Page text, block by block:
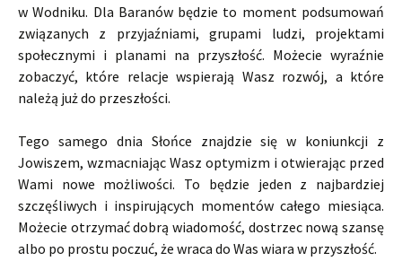
w Wodniku. Dla Baranów będzie to moment podsumowań
związanych z przyjaźniami, grupami ludzi, projektami
społecznymi i planami na przyszłość. Możecie wyraźnie
zobaczyć, które relacje wspierają Wasz rozwój, a które
należą już do przeszłości.
Tego samego dnia Słońce znajdzie się w koniunkcji z
Jowiszem, wzmacniając Wasz optymizm i otwierając przed
Wami nowe możliwości. To będzie jeden z najbardziej
szczęśliwych i inspirujących momentów całego miesiąca.
Możecie otrzymać dobrą wiadomość, dostrzec nową szansę
albo po prostu poczuć, że wraca do Was wiara w przyszłość.